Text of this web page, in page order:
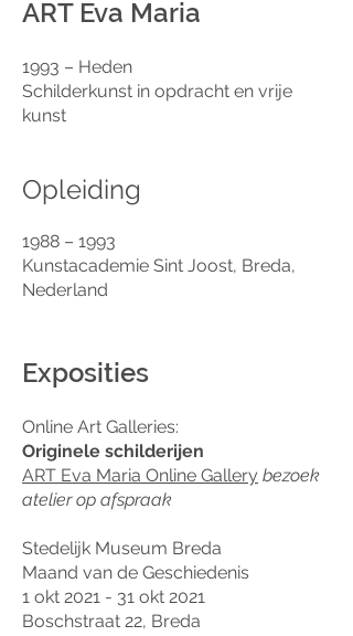
ART Eva Maria
1993 – Heden
Schilderkunst in opdracht en vrije
kunst
Opleiding​​​​​​​​​​​​​​​​​​​​​​​​​​​​​​​​​​​​​​​​​​
1988 – 1993
Kunstacademie Sint Joost, Breda,
Nederland
Exposities
Online Art Galleries:
Originele schilderijen
ART Eva Maria Online Gallery bezoek
atelier op afspraak
Stedelijk Museum Breda
Maand van de Geschiedenis
1 okt 2021 - 31 okt 2021
Boschstraat 22, Breda